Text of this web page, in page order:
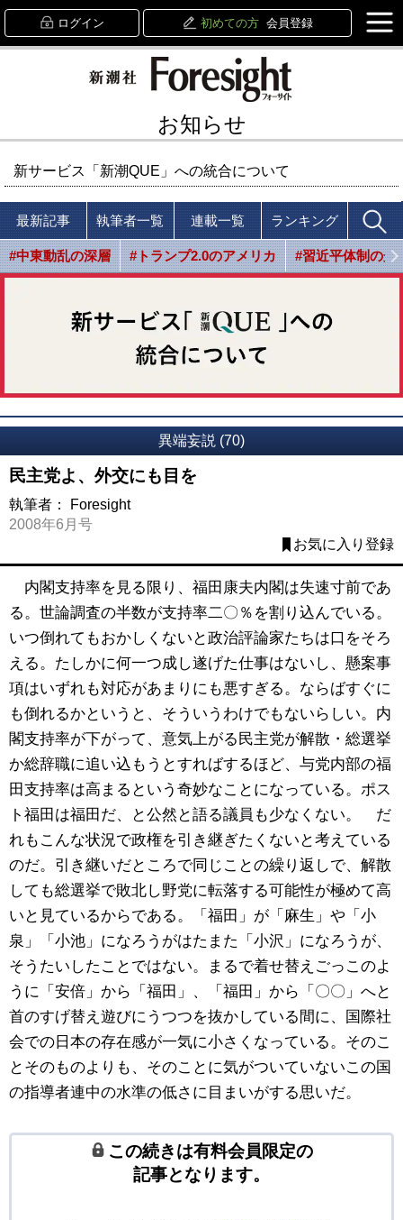
ログイン 初めての方 会員登録
お知らせ
新サービス「新潮QUE」への統合について
最新記事 執筆者一覧 連載一覧 ランキング
#中東動乱の深層 #トランプ2.0のアメリカ #習近平体制の光
異端妄説 (70)
民主党よ、外交にも目を
執筆者：
Foresight
2008年6月号
お気に入り登録
内閣支持率を見る限り、福田康夫内閣は失速寸前であ
る。世論調査の半数が支持率二〇％を割り込んでいる。
いつ倒れてもおかしくないと政治評論家たちは口をそろ
える。たしかに何一つ成し遂げた仕事はないし、懸案事
項はいずれも対応があまりにも悪すぎる。ならばすぐに
も倒れるかというと、そういうわけでもないらしい。内
閣支持率が下がって、意気上がる民主党が解散・総選挙
か総辞職に追い込もうとすればするほど、与党内部の福
田支持率は高まるという奇妙なことになっている。ポス
ト福田は福田だ、と公然と語る議員も少なくない。 だ
れもこんな状況で政権を引き継ぎたくないと考えている
のだ。引き継いだところで同じことの繰り返しで、解散
しても総選挙で敗北し野党に転落する可能性が極めて高
いと見ているからである。「福田」が「麻生」や「小
泉」「小池」になろうがはたまた「小沢」になろうが、
そうたいしたことではない。まるで着せ替えごっこのよ
うに「安倍」から「福田」、「福田」から「〇〇」へと
首のすげ替え遊びにうつつを抜かしている間に、国際社
会での日本の存在感が一気に小さくなっている。そのこ
とそのものよりも、そのことに気がついていないこの国
の指導者連中の水準の低さに目まいがする思いだ。
この続きは有料会員限定の
記事となります。